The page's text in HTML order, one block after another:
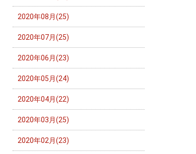
2020年08月(25)
2020年07月(25)
2020年06月(23)
2020年05月(24)
2020年04月(22)
2020年03月(25)
2020年02月(23)